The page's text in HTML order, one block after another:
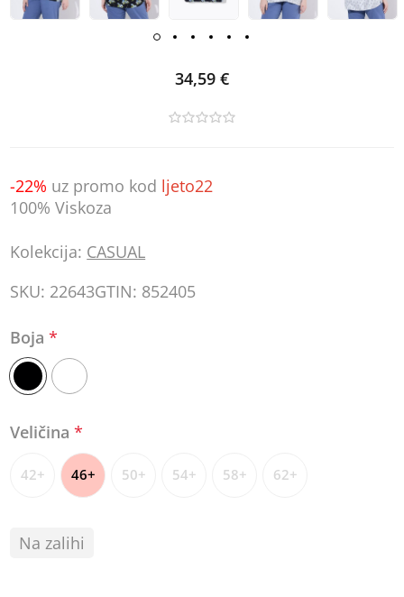
34,59 €
-22% uz promo kod ljeto22
100% Viskoza
Kolekcija: CASUAL
SKU: 22643GTIN: 852405
Boja*
Veličina*
42+ 46+ 50+ 54+ 58+ 62+
Na zalihi